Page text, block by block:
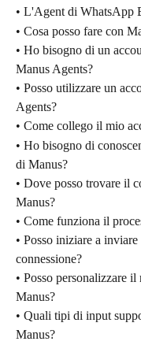
• L'Agent di WhatsApp
• Cosa posso fare con
• Ho bisogno di un
Manus Agents?
• Posso utilizzare un
Agents?
• Come collego il mio
• Ho bisogno di
di Manus?
• Dove posso trovare il
Manus?
• Come funziona il
• Posso iniziare a
connessione?
• Posso personalizzare
Manus?
• Quali tipi di input
Manus?